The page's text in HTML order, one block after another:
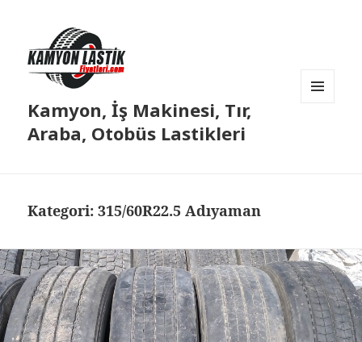
Kamyon, İş Makinesi, Tır,
Araba, Otobüs Lastikleri
Kategori:315/60R22.5 Adıyaman